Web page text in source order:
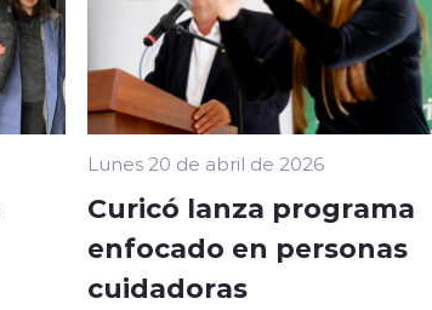
Lunes 20 de abril de 2026
Curicó lanza programa
enfocado en personas
cuidadoras